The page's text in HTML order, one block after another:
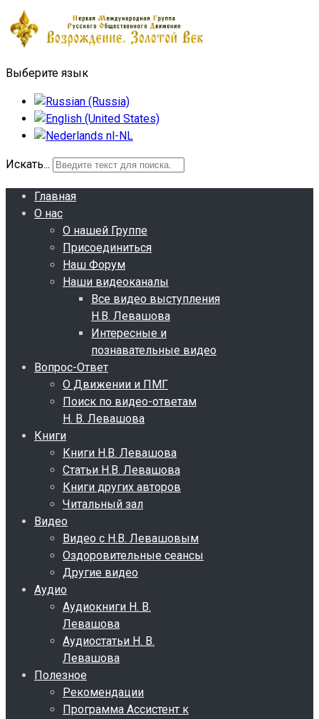
Выберите язык
Искать...
Главная
О нас
О нашей Группе
Присоединиться
Наш Форум
Наши видеоканалы
Все видео выступления
Н.В. Левашова
Интересные и
познавательные видео
Вопрос-Ответ
О Движении и ПМГ
Поиск по видео-ответам
Н. В. Левашова
Книги
Книги Н.В. Левашова
Статьи Н.В. Левашова
Книги других авторов
Читальный зал
Видео
Видео с Н.В. Левашовым
Оздоровительные сеансы
Другие видео
Аудио
Аудиокниги Н. В.
Левашова
Аудиостатьи Н. В.
Левашова
Полезное
Рекомендации
Программа Ассистент к